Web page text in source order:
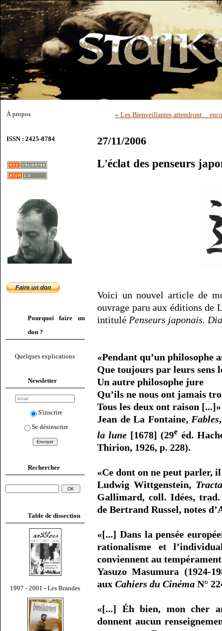
À propos
ISSN : 2425-8784
Pourquoi faire un
don ?
Quelques explications
Newsletter
S'inscrire
Se désinscrire
Rechercher
Table de dissection
1997 - 2001 - Les Brandes
« Les Bienveillantes attendront...
27/11/2006
L'éclat des penseurs
Voici un nouvel article de
ouvrage paru aux éditions de
intitulé Penseurs japonais.
«Pendant qu’un philosophe
Que toujours par leurs sens
Un autre philosophe jure
Qu’ils ne nous ont jamais
Tous les deux ont raison [...]»
Jean de La Fontaine, Fables
la lune [1678] (29e éd.
Thirion, 1926, p. 228).
«Ce dont on ne peut parler,
Ludwig Wittgenstein,
Gallimard, coll. Idées,
de Bertrand Russel, notes
«[...] Dans la pensée
rationalisme et
conviennent au
Yasuzo Masumura (1924-
aux Cahiers du Cinéma N°
«[...] Éh bien, mon cher
donnent aucun